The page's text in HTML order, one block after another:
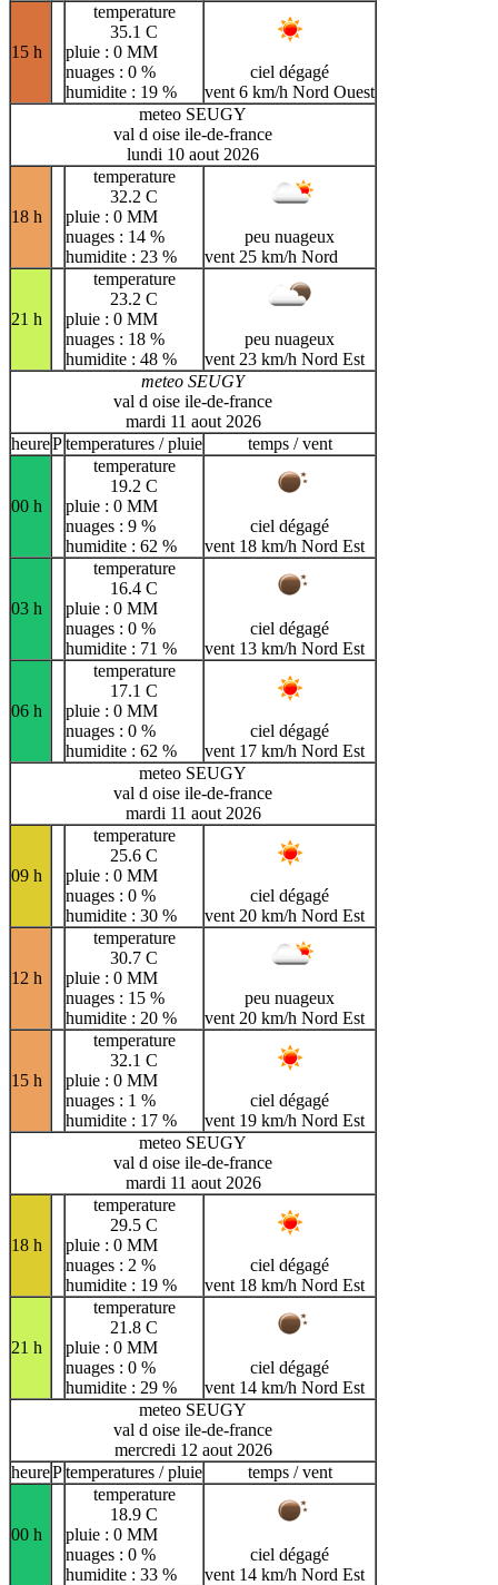
15 h
temperature
35.1 C
pluie : 0 MM
nuages : 0 %
humidite : 19 %
ciel dégagé
vent 6 km/h Nord Ouest
meteo SEUGY
val d oise ile-de-france
lundi 10 aout 2026
18 h
temperature
32.2 C
pluie : 0 MM
nuages : 14 %
humidite : 23 %
peu nuageux
vent 25 km/h Nord
21 h
temperature
23.2 C
pluie : 0 MM
nuages : 18 %
humidite : 48 %
peu nuageux
vent 23 km/h Nord Est
meteo SEUGY
val d oise ile-de-france
mardi 11 aout 2026
heurePtemperatures / pluie temps / vent
00 h
temperature
19.2 C
pluie : 0 MM
nuages : 9 %
humidite : 62 %
ciel dégagé
vent 18 km/h Nord Est
03 h
temperature
16.4 C
pluie : 0 MM
nuages : 0 %
humidite : 71 %
ciel dégagé
vent 13 km/h Nord Est
06 h
temperature
17.1 C
pluie : 0 MM
nuages : 0 %
humidite : 62 %
ciel dégagé
vent 17 km/h Nord Est
meteo SEUGY
val d oise ile-de-france
mardi 11 aout 2026
09 h
temperature
25.6 C
pluie : 0 MM
nuages : 0 %
humidite : 30 %
ciel dégagé
vent 20 km/h Nord Est
12 h
temperature
30.7 C
pluie : 0 MM
nuages : 15 %
humidite : 20 %
peu nuageux
vent 20 km/h Nord Est
15 h
temperature
32.1 C
pluie : 0 MM
nuages : 1 %
humidite : 17 %
ciel dégagé
vent 19 km/h Nord Est
meteo SEUGY
val d oise ile-de-france
mardi 11 aout 2026
18 h
temperature
29.5 C
pluie : 0 MM
nuages : 2 %
humidite : 19 %
ciel dégagé
vent 18 km/h Nord Est
21 h
temperature
21.8 C
pluie : 0 MM
nuages : 0 %
humidite : 29 %
ciel dégagé
vent 14 km/h Nord Est
meteo SEUGY
val d oise ile-de-france
mercredi 12 aout 2026
heurePtemperatures / pluie temps / vent
00 h
temperature
18.9 C
pluie : 0 MM
nuages : 0 %
humidite : 33 %
ciel dégagé
vent 14 km/h Nord Est